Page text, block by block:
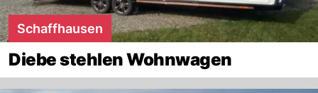
Schaffhausen
Diebe stehlen Wohnwagen